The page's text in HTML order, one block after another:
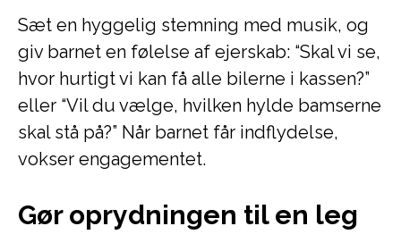
Sæt en hyggelig stemning med musik, og
giv barnet en følelse af ejerskab: “Skal vi se,
hvor hurtigt vi kan få alle bilerne i kassen?”
eller “Vil du vælge, hvilken hylde bamserne
skal stå på?” Når barnet får indflydelse,
vokser engagementet.
Gør oprydningen til en leg